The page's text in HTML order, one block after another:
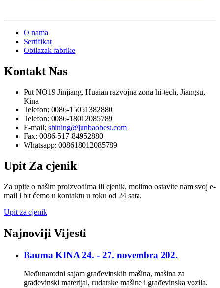
O nama
Sertifikat
Obilazak fabrike
Kontakt Nas
Put NO19 Jinjiang, Huaian razvojna zona hi-tech, Jiangsu,
Kina
Telefon: 0086-15051382880
Telefon: 0086-18012085789
E-mail: shining@junbaobest.com
Fax: 0086-517-84952880
Whatsapp: 008618012085789
Upit Za cjenik
Za upite o našim proizvodima ili cjenik, molimo ostavite nam svoj e-
mail i bit ćemo u kontaktu u roku od 24 sata.
Upit za cjenik
Najnoviji Vijesti
Bauma KINA 24. - 27. novembra 202.
Međunarodni sajam građevinskih mašina, mašina za
građevinski materijal, rudarske mašine i građevinska vozila.